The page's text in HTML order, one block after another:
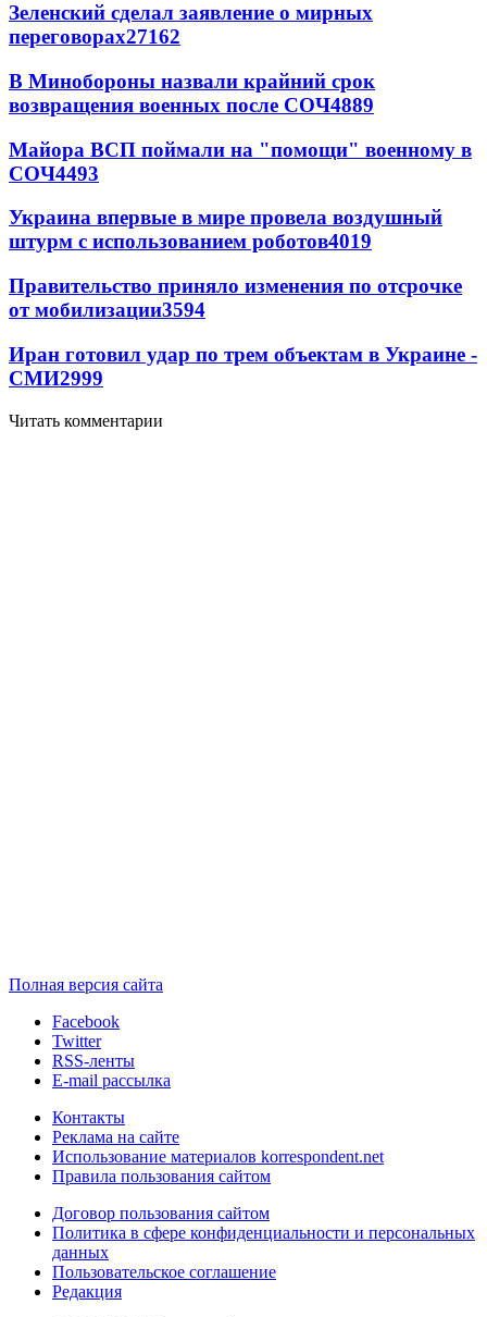
Зеленский сделал заявление о мирных
переговорах27162
В Минобороны назвали крайний срок
возвращения военных после СОЧ4889
Майора ВСП поймали на "помощи" военному в
СОЧ4493
Украина впервые в мире провела воздушный
штурм с использованием роботов4019
Правительство приняло изменения по отсрочке
от мобилизации3594
Иран готовил удар по трем объектам в Украине -
СМИ2999
Читать комментарии
Полная версия сайта
Facebook
Twitter
RSS-ленты
E-mail рассылка
Контакты
Реклама на сайте
Использование материалов korrespondent.net
Правила пользования сайтом
Договор пользования сайтом
Политика в сфере конфиденциальности и персональных
данных
Пользовательское соглашение
Редакция